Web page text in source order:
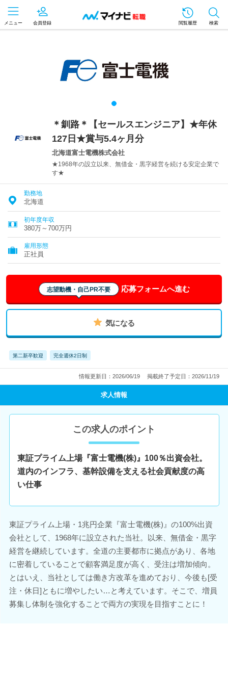
メニュー 会員登録 閲覧履歴 検索
＊釧路＊【セールスエンジニア】★年休
127日★賞与5.4ヶ月分
北海道富士電機株式会社
★1968年の設立以来、無借金・黒字経営を続ける安定企業で
す★
勤務地
北海道
初年度年収
380万～700万円
雇用形態
正社員
志望動機・自己PR不要 応募フォームへ進む
気になる
第二新卒歓迎 完全週休2日制
情報更新日：2026/06/19 掲載終了予定日：2026/11/19
求人情報
この求人のポイント
東証プライム上場『富士電機(株)』100％出資会社。
道内のインフラ、基幹設備を支える社会貢献度の高
い仕事
東証プライム上場・1兆円企業『富士電機(株)』の100%出資
会社として、1968年に設立された当社。以来、無借金・黒字
経営を継続しています。全道の主要都市に拠点があり、各地
に密着していることで顧客満足度が高く、受注は増加傾向。
とはいえ、当社としては働き方改革を進めており、今後も[受
注・休日]ともに増やしたい…と考えています。そこで、増員
募集し体制を強化することで両方の実現を目指すことに！